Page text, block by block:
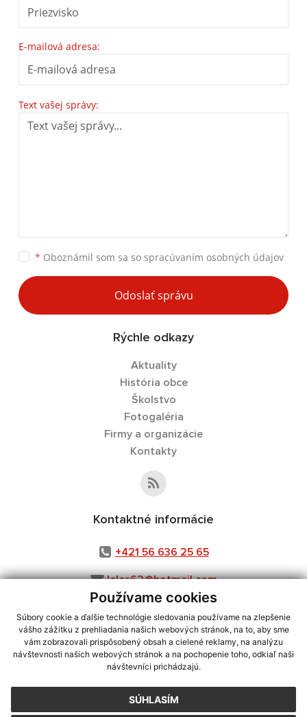
Používame cookies
Súbory cookie a ďalšie technológie sledovania používame na zlepšenie
vášho zážitku z prehliadania našich webových stránok, na to, aby sme
vám zobrazovali prispôsobený obsah a cielené reklamy, na analýzu
návštevnosti našich webových stránok a na pochopenie toho, odkiaľ naši
návštevníci prichádzajú.
SÚHLASÍM
E-mailová adresa:
Text vašej správy:
* Oboznámil som sa so spracúvaním osobných údajov
Odoslať správu
Rýchle odkazy
Aktuality
História obce
Školstvo
Fotogaléria
Firmy a organizácie
Kontakty
Kontaktné informácie
+421 56 636 25 65
leles62@hotmail.com
využite možnosť získavania aktuálnych informácií s využitím RSS
CMS systém (redakčný) systém ECHELON 2,Mapa stránok,web portál
webex.digital, s.r.o.,domény,registrácia domény
Posledná aktualizácia:30.07.2026